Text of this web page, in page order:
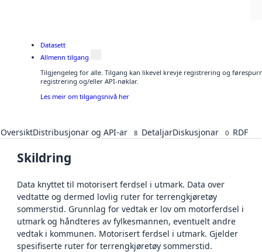
Datasett
Allmenn tilgang
Tilgjengeleg for alle. Tilgang kan likevel krevje registrering og
registrering og/eller API-nøklar.
Les meir om tilgangsnivå her
OversiktDistribusjonar og API-ar 8 DetaljarDiskusjonar 0 RDF
Skildring
Data knyttet til motorisert ferdsel i utmark. Data over
vedtatte og dermed lovlig ruter for terrengkjøretøy
sommerstid. Grunnlag for vedtak er lov om motorferdsel i
utmark og håndteres av fylkesmannen, eventuelt andre
vedtak i kommunen. Motorisert ferdsel i utmark. Gjelder
spesifiserte ruter for terrengkjøretøy sommerstid.